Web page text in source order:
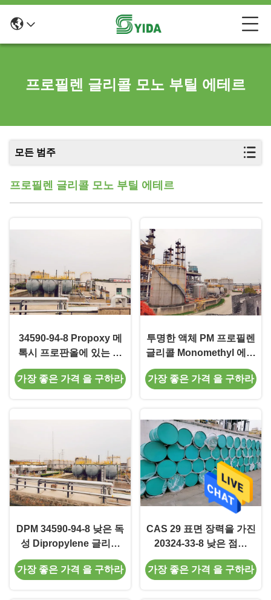
프로필렌 글리콜 모노 부틸 에테르
모든 범주
프로필렌 글리콜 모노 부틸 에테르
34590-94-8 Propoxy 메
톡시 프로판올에 있는 프
로필렌 글리콜
Monomethyl 에테르, 분
가장 좋은 가격 을 구하라
투명한 액체 PM 프로필렌
글리콜 Monomethyl 에테
르 CAS 107-98-2
가장 좋은 가격 을 구하라
DPM 34590-94-8 낮은 독
성 Dipropylene 글리콜
Monomethyl 에테르 인쇄
잉크 조력자 대리인
가장 좋은 가격 을 구하라
CAS 29 표면 장력을 가진
20324-33-8 낮은 점성
Tripropylene 글리콜 메틸
에테르 없음
가장 좋은 가격 을 구하라